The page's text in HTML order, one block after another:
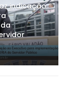
indicação